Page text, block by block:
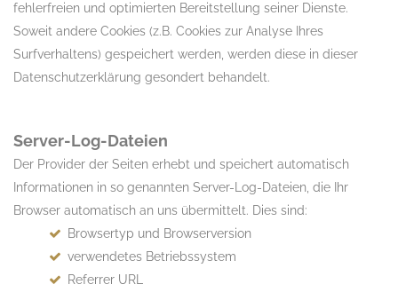
fehlerfreien und optimierten Bereitstellung seiner Dienste.
Soweit andere Cookies (z.B. Cookies zur Analyse Ihres
Surfverhaltens) gespeichert werden, werden diese in dieser
Datenschutzerklärung gesondert behandelt.
Server-Log-Dateien
Der Provider der Seiten erhebt und speichert automatisch
Informationen in so genannten Server-Log-Dateien, die Ihr
Browser automatisch an uns übermittelt. Dies sind:
Browsertyp und Browserversion
verwendetes Betriebssystem
Referrer URL